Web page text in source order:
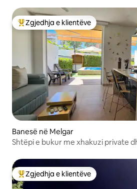
Më të mirat e zgjedhjeve të klientëve
Zgjedhja e klientëve
Banesë në Melgar
Shtëpi e bukur me xhakuzi private
Më të mirat e zgjedhjeve të klientëve
Zgjedhja e klientëve